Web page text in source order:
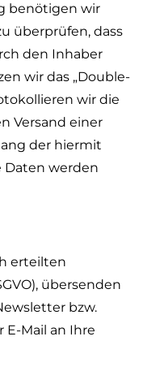
benötigen wir
überprüfen, dass
den Inhaber
wir das „Double-
wir die
Versand einer
der hiermit
Daten werden
erteilten
übersenden
bzw.
Mail an Ihre